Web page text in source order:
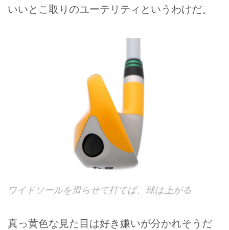
いいとこ取りのユーテリティというわけだ。
ワイドソールを滑らせて打てば、球は上がる
真っ黄色な見た目は好き嫌いが分かれそうだ